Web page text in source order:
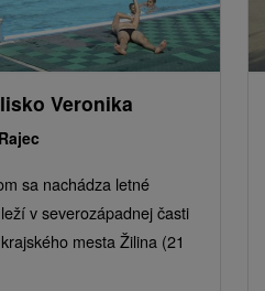
Veronika
Rajec
sa nachádza letné
v severozápadnej časti
mesta Žilina (21